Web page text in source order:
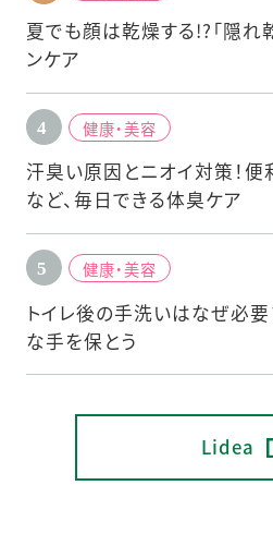
夏でも顔は乾燥する!?「隠れ
ンケア
健康・美容
汗臭い原因とニオイ対策！
など、毎日できる体臭ケア
健康・美容
トイレ後の手洗いはなぜ必要
な手を保とう
Lidea